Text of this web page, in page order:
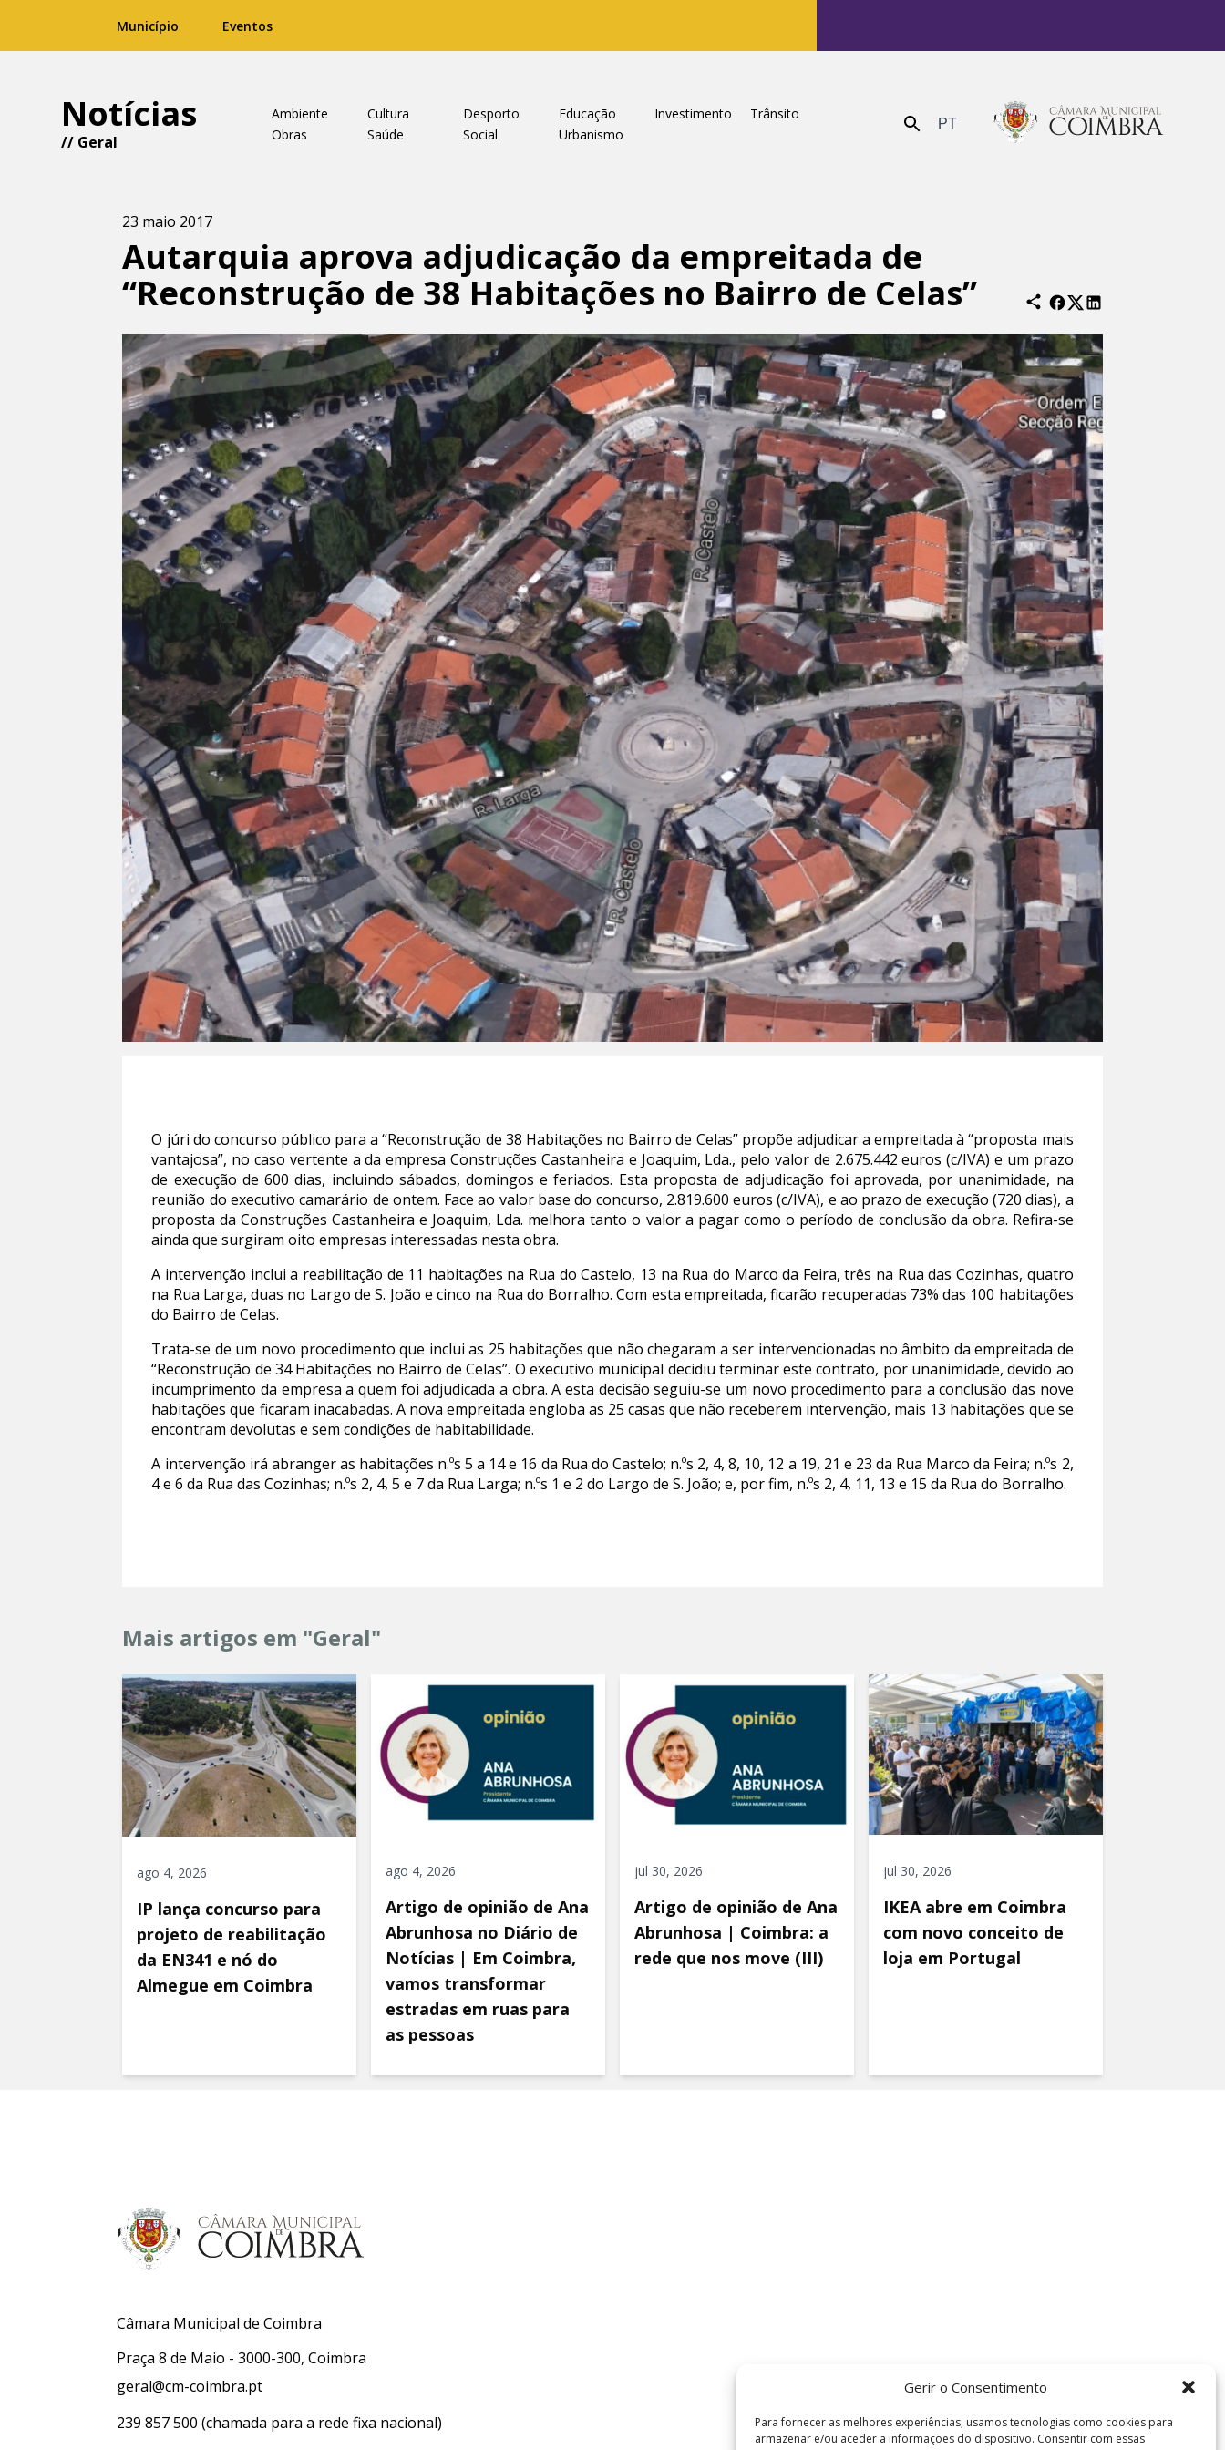
Gerir o Consentimento
Para fornecer as melhores experiências, usamos tecnologias como cookies para
armazenar e/ou aceder a informações do dispositivo. Consentir com essas
Município Eventos
Notícias
// Geral
Ambiente Cultura Desporto Educação Investimento
Trânsito
Obras
Saúde Social Urbanismo Enviar PT
23 maio 2017
Autarquia aprova adjudicação da empreitada de
“Reconstrução de 38 Habitações no Bairro de Celas”
O júri do concurso público para a “Reconstrução de 38 Habitações no Bairro de Celas” propõe adjudicar a empreitada à “proposta mais
vantajosa”, no caso vertente a da empresa Construções Castanheira e Joaquim, Lda., pelo valor de 2.675.442 euros (c/IVA) e um prazo
de execução de 600 dias, incluindo sábados, domingos e feriados. Esta proposta de adjudicação foi aprovada, por unanimidade, na
reunião do executivo camarário de ontem. Face ao valor base do concurso, 2.819.600 euros (c/IVA), e ao prazo de execução (720 dias), a
proposta da Construções Castanheira e Joaquim, Lda. melhora tanto o valor a pagar como o período de conclusão da obra. Refira-se
ainda que surgiram oito empresas interessadas nesta obra.
A intervenção inclui a reabilitação de 11 habitações na Rua do Castelo, 13 na Rua do Marco da Feira, três na Rua das Cozinhas, quatro
na Rua Larga, duas no Largo de S. João e cinco na Rua do Borralho. Com esta empreitada, ficarão recuperadas 73% das 100 habitações
do Bairro de Celas.
Trata-se de um novo procedimento que inclui as 25 habitações que não chegaram a ser intervencionadas no âmbito da empreitada de
“Reconstrução de 34 Habitações no Bairro de Celas”. O executivo municipal decidiu terminar este contrato, por unanimidade, devido ao
incumprimento da empresa a quem foi adjudicada a obra. A esta decisão seguiu-se um novo procedimento para a conclusão das nove
habitações que ficaram inacabadas. A nova empreitada engloba as 25 casas que não receberem intervenção, mais 13 habitações que se
encontram devolutas e sem condições de habitabilidade.
A intervenção irá abranger as habitações n.ºs 5 a 14 e 16 da Rua do Castelo; n.ºs 2, 4, 8, 10, 12 a 19, 21 e 23 da Rua Marco da Feira; n.ºs 2,
4 e 6 da Rua das Cozinhas; n.ºs 2, 4, 5 e 7 da Rua Larga; n.ºs 1 e 2 do Largo de S. João; e, por fim, n.ºs 2, 4, 11, 13 e 15 da Rua do Borralho.
Mais artigos em "Geral"
ago 4, 2026
IP lança concurso para
projeto de reabilitação
da EN341 e nó do
Almegue em Coimbra
ago 4, 2026
Artigo de opinião de Ana
Abrunhosa no Diário de
Notícias | Em Coimbra,
vamos transformar
estradas em ruas para
as pessoas
jul 30, 2026
Artigo de opinião de Ana
Abrunhosa | Coimbra: a
rede que nos move (III)
jul 30, 2026
IKEA abre em Coimbra
com novo conceito de
loja em Portugal
Câmara Municipal de Coimbra
Praça 8 de Maio - 3000-300, Coimbra
geral@cm-coimbra.pt
239 857 500 (chamada para a rede fixa nacional)